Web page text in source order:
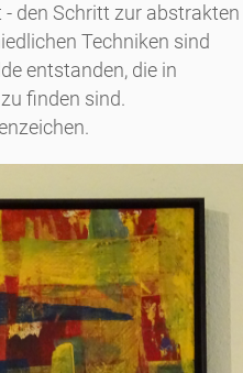
den Schritt zur abstrakten
Techniken sind
entstanden, die in
finden sind.